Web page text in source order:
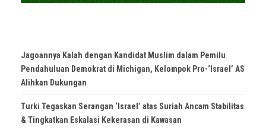
Jagoannya Kalah dengan Kandidat Muslim dalam Pemilu
Pendahuluan Demokrat di Michigan, Kelompok Pro-‘Israel’ AS
Alihkan Dukungan
Turki Tegaskan Serangan ‘Israel’ atas Suriah Ancam Stabilitas
& Tingkatkan Eskalasi Kekerasan di Kawasan